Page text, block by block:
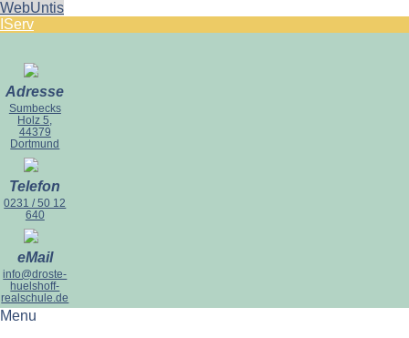
WebUntis
IServ
Adresse
Sumbecks
Holz 5,
44379
Dortmund
Telefon
0231 / 50 12
640
eMail
info@droste-
huelshoff-
realschule.de
Menu